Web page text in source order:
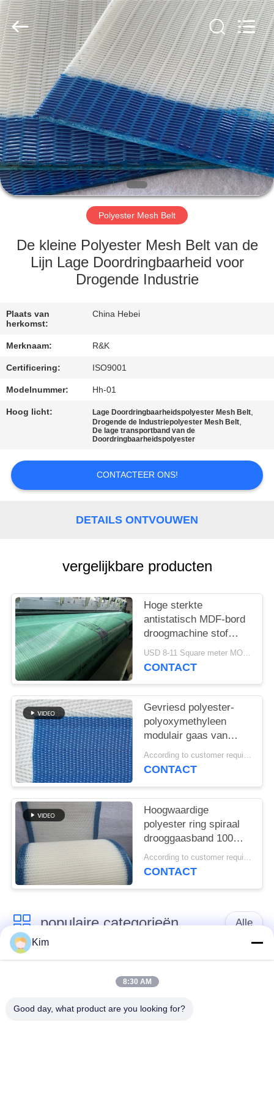
HUIS
PRODUCTEN
ONGEVEER
ONS
FABRIEKSREIS
KWALITEITSCONTROLE
CONTACTEER
VERZOEK
OM EEN
CITAAT
PRIVACY
Hebei
Reking
Wire
Mesh
Co.,Ltd.
All
Rights
Reserved.
Polyester Mesh Belt
De kleine Polyester Mesh Belt van de
Lijn Lage Doordringbaarheid voor
Drogende Industrie
Plaats van
herkomst:
China Hebei
Merknaam: R&K
Certificering: ISO9001
Modelnummer: Hh-01
Hoog licht: Lage Doordringbaarheidspolyester Mesh Belt,
Drogende de Industriepolyester Mesh Belt,
De lage transportband van de
Doordringbaarheidspolyester
CONTACTEER ONS!
DETAILS ONTVOUWEN
vergelijkbare producten
Hoge sterkte
antistatisch MDF-bord
droogmachine stof
polyester geweven
mesh gordel
USD 8-11 Square meter MOQ:1 meter
CONTACT
Gevriesd polyester-
polyoxymethyleen
modulair gaas van
voedselkwaliteit
spiraalverbinding toren
According to customer requirements MOQ:1 meter
CONTACT
Hoogwaardige
polyester ring spiraal
drooggaasband 100%
polyester
filtergaasband,
According to customer requirements MOQ:1 meter
CONTACT
populaire categorieën Alle
het netwerkriem van
netwerkriem
Kim
8:30 AM
Good day, what product are you looking for?